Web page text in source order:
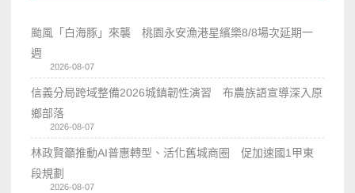
颱風「白海豚」來襲 桃園永安漁港星繽樂8/8場次延期一
週
2026-08-07
信義分局跨域整備2026城鎮韌性演習 布農族語宣導深入原
鄉部落
2026-08-07
林政賢籲推動AI普惠轉型、活化舊城商圈 促加速國1甲東
段規劃
2026-08-07